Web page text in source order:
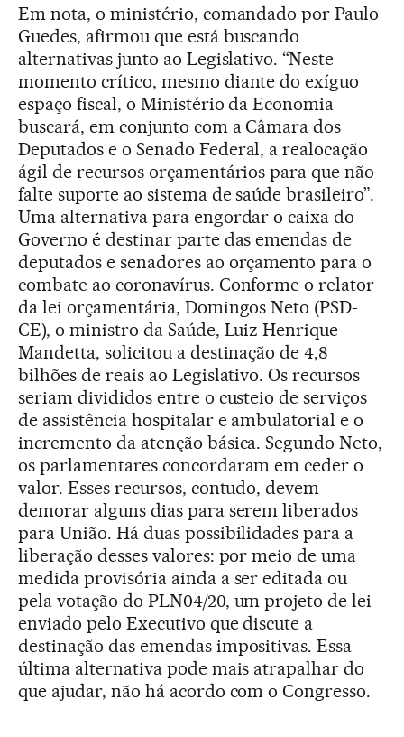
Em nota, o ministério, comandado por Paulo
Guedes, afirmou que está buscando
alternativas junto ao Legislativo. “Neste
momento crítico, mesmo diante do exíguo
espaço fiscal, o Ministério da Economia
buscará, em conjunto com a Câmara dos
Deputados e o Senado Federal, a realocação
ágil de recursos orçamentários para que não
falte suporte ao sistema de saúde brasileiro”.
Uma alternativa para engordar o caixa do
Governo é destinar parte das emendas de
deputados e senadores ao orçamento para o
combate ao coronavírus. Conforme o relator
da lei orçamentária, Domingos Neto (PSD-
CE), o ministro da Saúde, Luiz Henrique
Mandetta, solicitou a destinação de 4,8
bilhões de reais ao Legislativo. Os recursos
seriam divididos entre o custeio de serviços
de assistência hospitalar e ambulatorial e o
incremento da atenção básica. Segundo Neto,
os parlamentares concordaram em ceder o
valor. Esses recursos, contudo, devem
demorar alguns dias para serem liberados
para União. Há duas possibilidades para a
liberação desses valores: por meio de uma
medida provisória ainda a ser editada ou
pela votação do PLN04/20, um projeto de lei
enviado pelo Executivo que discute a
destinação das emendas impositivas. Essa
última alternativa pode mais atrapalhar do
que ajudar, não há acordo com o Congresso.